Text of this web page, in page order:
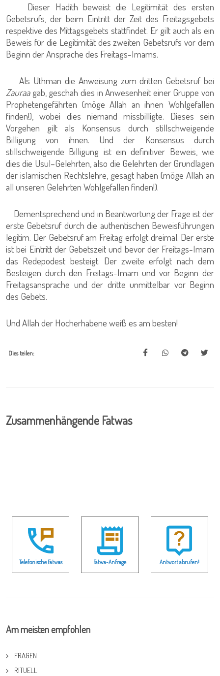
Dieser Hadith beweist die Legitimität des ersten
Gebetsrufs, der beim Eintritt der Zeit des Freitagsgebets
respektive des Mittagsgebets stattfindet. Er gilt auch als ein
Beweis für die Legitimität des zweiten Gebetsrufs vor dem
Beginn der Ansprache des Freitags-Imams.
Als Uthman die Anweisung zum dritten Gebetsruf bei
Zauraagab, geschah dies in Anwesenheit einer Gruppe von
Prophetengefährten (möge Allah an ihnen Wohlgefallen
finden!), wobei dies niemand missbilligte. Dieses sein
Vorgehen gilt als Konsensus durch stillschweigende
Billigung von ihnen. Und der Konsensus durch
stillschweigende Billigung ist ein definitiver Beweis, wie
dies die Usul–Gelehrten, also die Gelehrten der Grundlagen
der islamischen Rechtslehre, gesagt haben (möge Allah an
all unseren Gelehrten Wohlgefallen finden!).
Dementsprechend und in Beantwortung der Frage ist der
erste Gebetsruf durch die authentischen Beweisführungen
legitim. Der Gebetsruf am Freitag erfolgt dreimal. Der erste
ist bei Eintritt der Gebetszeit und bevor der Freitags-Imam
das Redepodest besteigt. Der zweite erfolgt nach dem
Besteigen durch den Freitags-Imam und vor Beginn der
Freitagsansprache und der dritte unmittelbar vor Beginn
des Gebets.
Und Allah der Hocherhabene weiß es am besten!
Dies teilen:
Zusammenhängende Fatwas
Telefonische Fatwas Fatwa-Anfrage Antwort abrufen!
Am meisten empfohlen
FRAGEN
RITUELL